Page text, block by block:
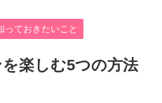
っておきたいこと
楽しむ5つの方法